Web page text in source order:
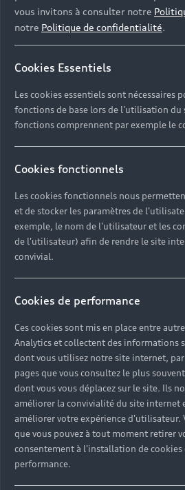
Les
Découvrez les réponses à
immédiatement
Découvrez toutes les catégories
Découvrez les déclinaisons
Trouvez votre Partenaire Audi
Trouvez votre Audi d’occasion
ville
vous invitons à consulter notre
notre Politique de confidentialité.
Cookies Essentiels
Les cookies essentiels sont nécessaires
fonctions de base lors de l'utilisation du
fonctions comprennent par exemple le
Cookies fonctionnels
Les cookies fonctionnels nous
et de stocker les paramètres de
exemple, le nom de l'utilisateur et les
de l'utilisateur) afin de rendre le site
convivial.
Cookies de performance
Ces cookies sont mis en place entre
Analytics et collectent des informations
dont vous utilisez notre site internet,
pages que vous consultez le plus
dont vous vous déplacez sur le site. Ils
améliorer la convivialité du site internet
améliorer votre expérience d'utilisateur.
que vous pouvez à tout moment retirer
consentement à l'installation de cookies
performance.